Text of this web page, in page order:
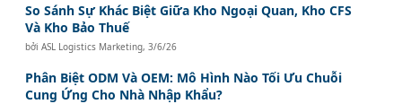
So Sánh Sự Khác Biệt Giữa Kho Ngoại Quan, Kho CFS
Và Kho Bảo Thuế
bởiASL Logistics Marketing,3/6/26
Phân Biệt ODM Và OEM: Mô Hình Nào Tối Ưu Chuỗi
Cung Ứng Cho Nhà Nhập Khẩu?